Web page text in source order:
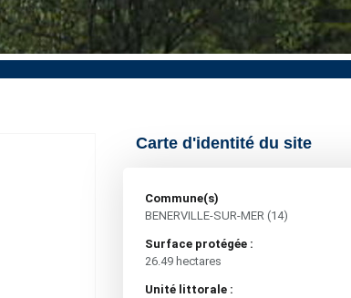
Carte d'identité du site
Commune(s)
BENERVILLE-SUR-MER (14)
Surface protégée :
26.49 hectares
Unité littorale :